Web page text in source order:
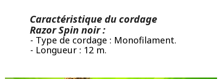
Caractéristique du cordage
Razor Spin noir :
- Type de cordage : Monofilament.
- Longueur : 12 m.